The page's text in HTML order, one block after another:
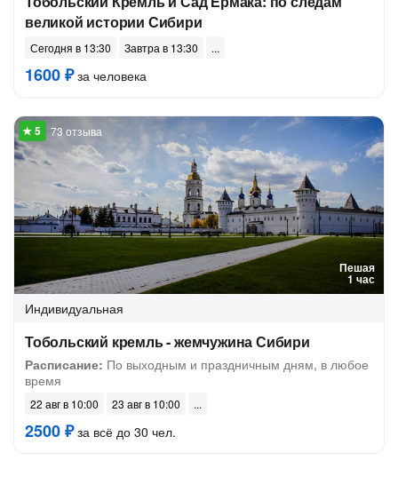
великой истории Сибири
Сегодня в 13:30 Завтра в 13:30
1600 ₽за человека
Пешая
1 час
73 отзыва
Индивидуальная
Тобольский кремль - жемчужина Сибири
Расписание: По выходным и праздничным дням, в любое
время
22 авг в 10:00 23 авг в 10:00
2500 ₽за всё до 30 чел.